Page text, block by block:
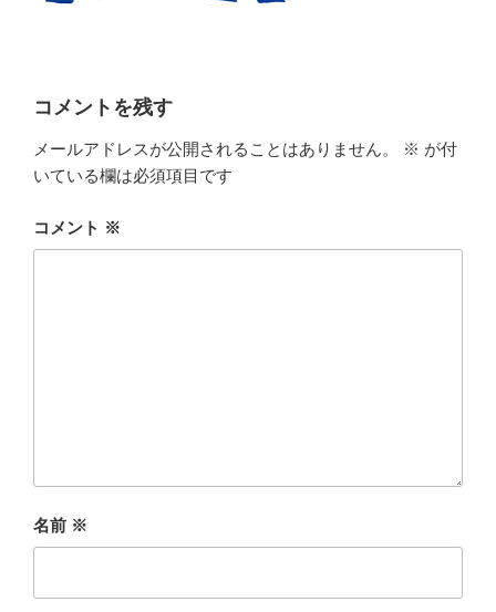
コメントを残す
メールアドレスが公開されることはありません。 ※ が付
いている欄は必須項目です
コメント ※
名前 ※